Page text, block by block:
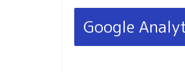
Google